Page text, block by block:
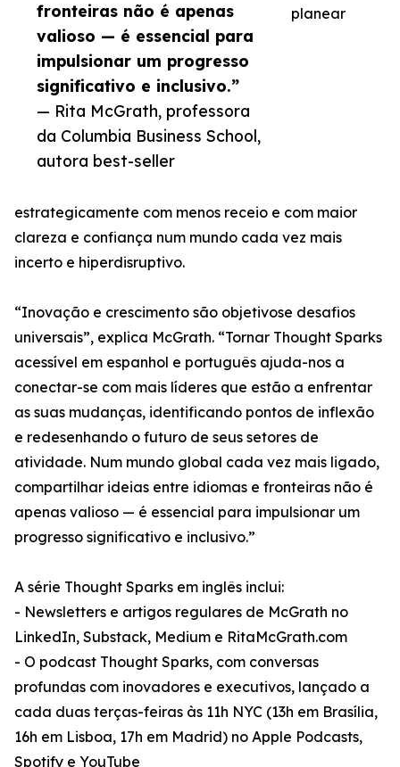
fronteiras não é apenas
valioso — é essencial para
impulsionar um progresso
significativo e inclusivo.”
— Rita McGrath, professora
da Columbia Business School,
autora best-seller
planear
estrategicamente com menos receio e com maior
clareza e confiança num mundo cada vez mais
incerto e hiperdisruptivo.
“Inovação e crescimento são objetivose desafios
universais”, explica McGrath. “Tornar Thought Sparks
acessível em espanhol e português ajuda-nos a
conectar-se com mais líderes que estão a enfrentar
as suas mudanças, identificando pontos de inflexão
e redesenhando o futuro de seus setores de
atividade. Num mundo global cada vez mais ligado,
compartilhar ideias entre idiomas e fronteiras não é
apenas valioso — é essencial para impulsionar um
progresso significativo e inclusivo.”
A série Thought Sparks em inglês inclui:
- Newsletters e artigos regulares de McGrath no
LinkedIn, Substack, Medium e RitaMcGrath.com
- O podcast Thought Sparks, com conversas
profundas com inovadores e executivos, lançado a
cada duas terças-feiras às 11h NYC (13h em Brasília,
16h em Lisboa, 17h em Madrid) no Apple Podcasts,
Spotify e YouTube